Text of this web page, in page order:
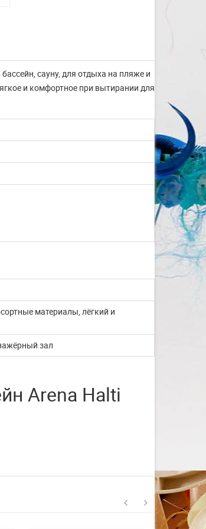
на заказ
логотипом или
сауну, для отдыха на пляже и
и комфортное при вытирании для
материалы, лёгкий и
зал
Arena Halti